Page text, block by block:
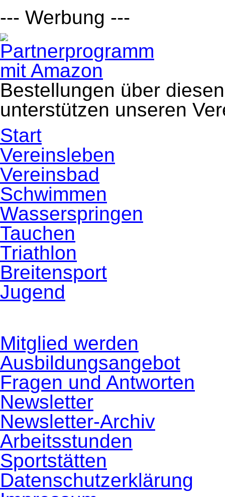
Track
Griesheim
–
auf
Aufstiegskurs
in
der
--- Werbung ---
Bestellungen über
unterstützen unseren
Navigation
überspringen
Start
Vereinsleben
Vereinsbad
Schwimmen
Wasserspringen
Tauchen
Triathlon
Breitensport
Jugend
Navigation
überspringen
Mitglied werden
Ausbildungsangebot
Fragen und Antworten
Newsletter
Newsletter-Archiv
Arbeitsstunden
Sportstätten
Datenschutzerklärung